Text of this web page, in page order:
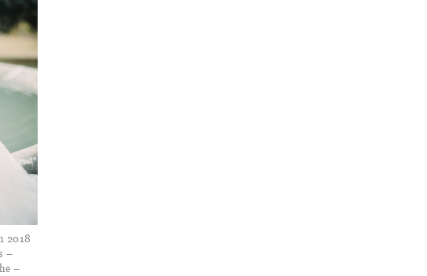
2018
–
–